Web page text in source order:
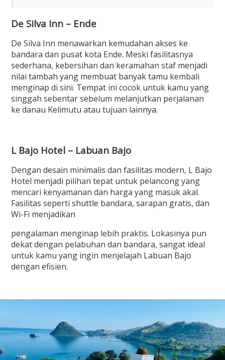
De Silva Inn – Ende
De Silva Inn menawarkan kemudahan akses ke
bandara dan pusat kota Ende. Meski fasilitasnya
sederhana, kebersihan dan keramahan staf menjadi
nilai tambah yang membuat banyak tamu kembali
menginap di sini. Tempat ini cocok untuk kamu yang
singgah sebentar sebelum melanjutkan perjalanan
ke danau Kelimutu atau tujuan lainnya.
L Bajo Hotel – Labuan Bajo
Dengan desain minimalis dan fasilitas modern, L Bajo
Hotel menjadi pilihan tepat untuk pelancong yang
mencari kenyamanan dan harga yang masuk akal.
Fasilitas seperti shuttle bandara, sarapan gratis, dan
Wi-Fi menjadikan
pengalaman menginap lebih praktis. Lokasinya pun
dekat dengan pelabuhan dan bandara, sangat ideal
untuk kamu yang ingin menjelajah Labuan Bajo
dengan efisien.